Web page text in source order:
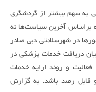
به سهم بیشتر از گردشگری
براساس آخرین سیاست‌ها نه
در شهرسلامتی دبی صادر
دریافت خدمات پزشکی در
و روند ارایه خدمات
قابل رصد باشد. به گزارش